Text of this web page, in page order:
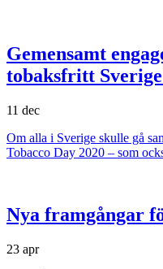
Gemensamt
tobaksfritt
11 dec
Om alla i Sverige skulle gå
Tobacco Day 2020 – som
Nya framgångar
23 apr